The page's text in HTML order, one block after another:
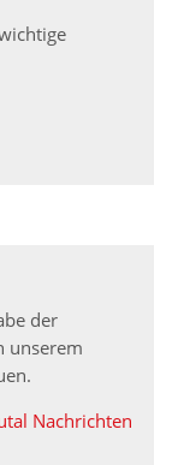
der
unserem
Nachrichten